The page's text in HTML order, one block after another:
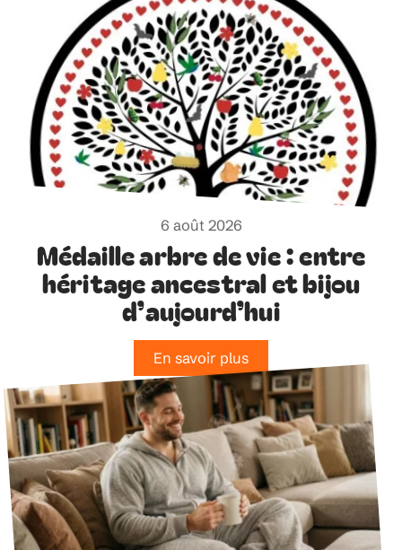
6 août 2026
Médaille arbre de vie : entre
héritage ancestral et bijou
d’aujourd’hui
En savoir plus